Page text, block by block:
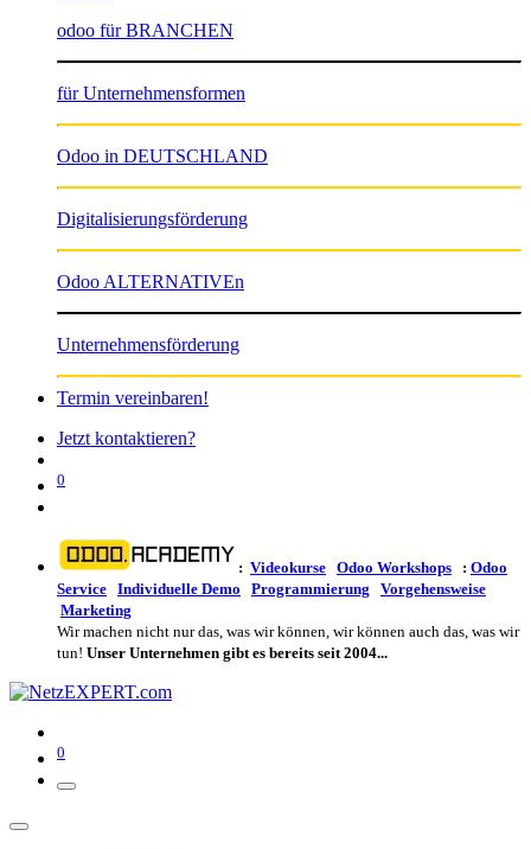
odoo für BRANCHEN
für Unternehmensformen
Odoo in DEUTSCHLAND
Digitalisierungsförderung
Odoo ALTERNATIVEn
Unternehmensförderung
Termin vereinbaren!
Jetzt kontaktieren?
0
: Videokurse Odoo Workshops : Odoo
Service Individuelle Demo Programmierung
Vorgehensweise
Marketing
Wir machen nicht nur das, was wir können, wir können auch das, was wir
tun! Unser Unternehmen gibt es bereits seit 2004...
0